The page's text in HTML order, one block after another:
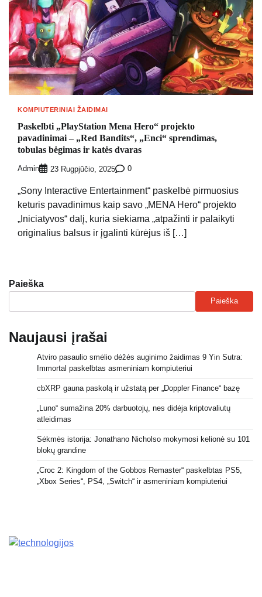
KOMPIUTERINIAI ŽAIDIMAI
Paskelbti „PlayStation Mena Hero“ projekto
pavadinimai – „Red Bandits“, „Enci“ sprendimas,
tobulas bėgimas ir katės dvaras
Admin 23 Rugpjūčio, 2025 0
„Sony Interactive Entertainment“ paskelbė pirmuosius
keturis pavadinimus kaip savo „MENA Hero“ projekto
„Iniciatyvos“ dalį, kuria siekiama „atpažinti ir palaikyti
originalius balsus ir įgalinti kūrėjus iš […]
Paieška
Paieška
Naujausi įrašai
Atviro pasaulio smėlio dėžės auginimo žaidimas 9 Yin Sutra:
Immortal paskelbtas asmeniniam kompiuteriui
cbXRP gauna paskolą ir užstatą per „Doppler Finance“ bazę
„Luno“ sumažina 20% darbuotojų, nes didėja kriptovaliutų
atleidimas
Sėkmės istorija: Jonathano Nicholso mokymosi kelionė su 101
blokų grandine
„Croc 2: Kingdom of the Gobbos Remaster“ paskelbtas PS5,
„Xbox Series“, PS4, „Switch“ ir asmeniniam kompiuteriui